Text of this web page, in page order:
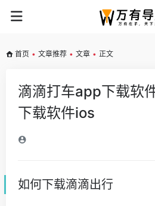
首页 • 文章推荐 • 文章 • 正文
滴滴打车app下载软
下载软件ios
如何下载滴滴出行